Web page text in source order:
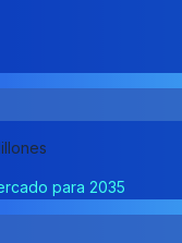
para 2035